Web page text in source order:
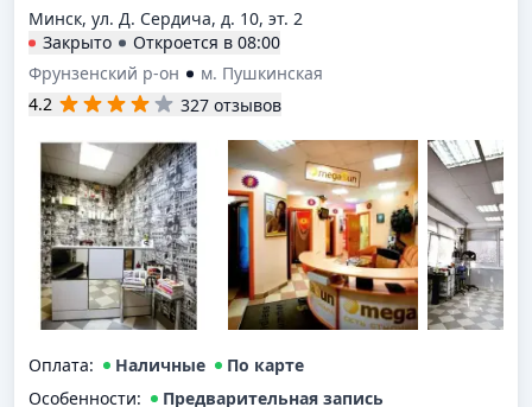
Минск, yл. Д. Сердича, д. 10, эт. 2
Закрыто
Откроется в 08:00
Фрунзенский р-он
м. Пушкинская
4.2
327 отзывов
Оплата: Наличные
По карте
Особенности:
Предварительная запись